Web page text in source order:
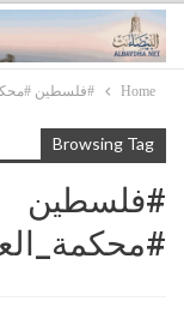
Home #فلسطين
Browsing Tag
#فلسطين